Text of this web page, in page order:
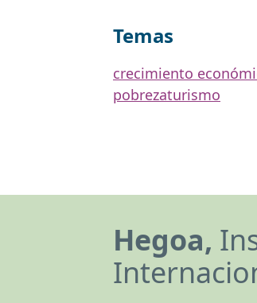
Temas
crecimiento
pobrezaturismo
Hegoa,